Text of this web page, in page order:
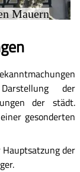
Mauern
der
der städt.
gesonderten
der